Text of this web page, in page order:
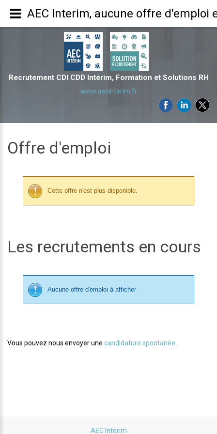
Recrutement CDI CDD Intérim, Formation et Solutions RH
www.aecinterim.fr
Offre d'emploi
Cette offre n'est plus disponible.
Les recrutements en cours
Aucune offre d'emploi à afficher
Vous pouvez nous envoyer une candidature spontanée
AEC Interim
AEC Interim, aucune offre d'emploi